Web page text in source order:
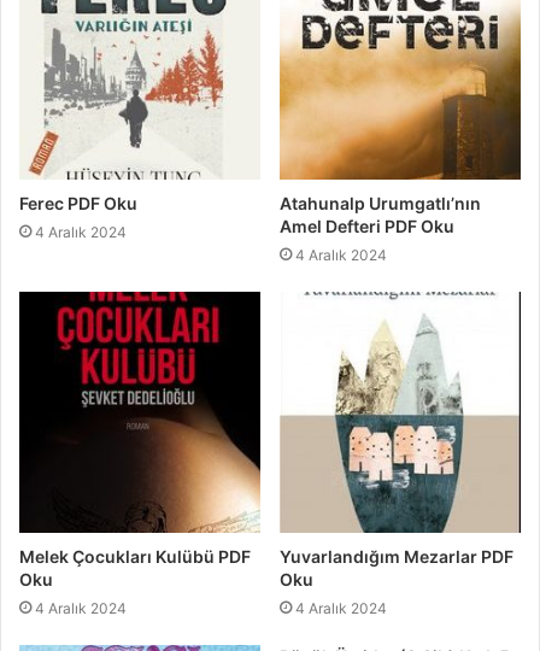
Ferec PDF Oku
4 Aralık 2024
Atahunalp Urumgatlı’nın
Amel Defteri PDF Oku
4 Aralık 2024
Melek Çocukları Kulübü PDF
Oku
4 Aralık 2024
Yuvarlandığım Mezarlar PDF
Oku
4 Aralık 2024